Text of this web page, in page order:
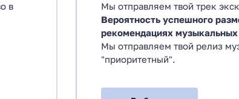
в
Мы отправляем твой трек
Вероятность успешного
рекомендациях
Мы отправляем твой релиз
"приоритетный".